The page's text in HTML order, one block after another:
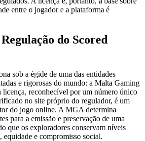
entre o jogador e a plataforma é
do Scored
sob a égide de uma das entidades
e rigorosas do mundo: a Malta Gaming
reconhecível por um número único
no site próprio do regulador, é um
do jogo online. A MGA determina
para a emissão e preservação de uma
que os exploradores conservam níveis
equidade e compromisso social.